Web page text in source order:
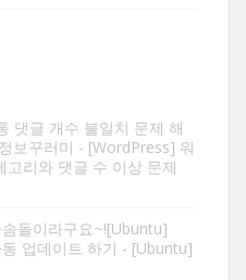
댓글 개수 불일치 문제 해
보꾸러미 - [WordPress] 워
고리와 댓글 수 이상 문제
돌이라구요~![Ubuntu]
업데이트 하기 - [Ubuntu]